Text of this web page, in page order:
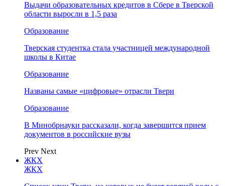
Выдачи образовательных кредитов в Сбере в Тверской
области выросли в 1,5 раза
Образование
Тверская студентка стала участницей международной
школы в Китае
Образование
Названы самые «цифровые» отрасли Твери
Образование
В Минобрнауки рассказали, когда завершится прием
документов в российские вузы
Prev Next
ЖКХ
ЖКХ